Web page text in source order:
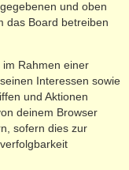
und oben
das Board betreiben
Rahmen einer
Interessen sowie
und Aktionen
deinem Browser
sofern dies zur